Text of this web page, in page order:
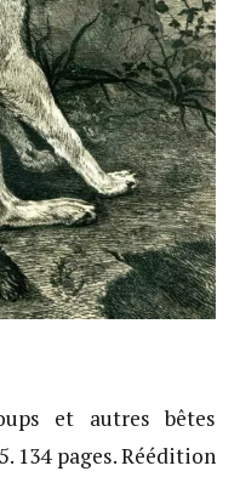
et autres bêtes
134 pages. Réédition